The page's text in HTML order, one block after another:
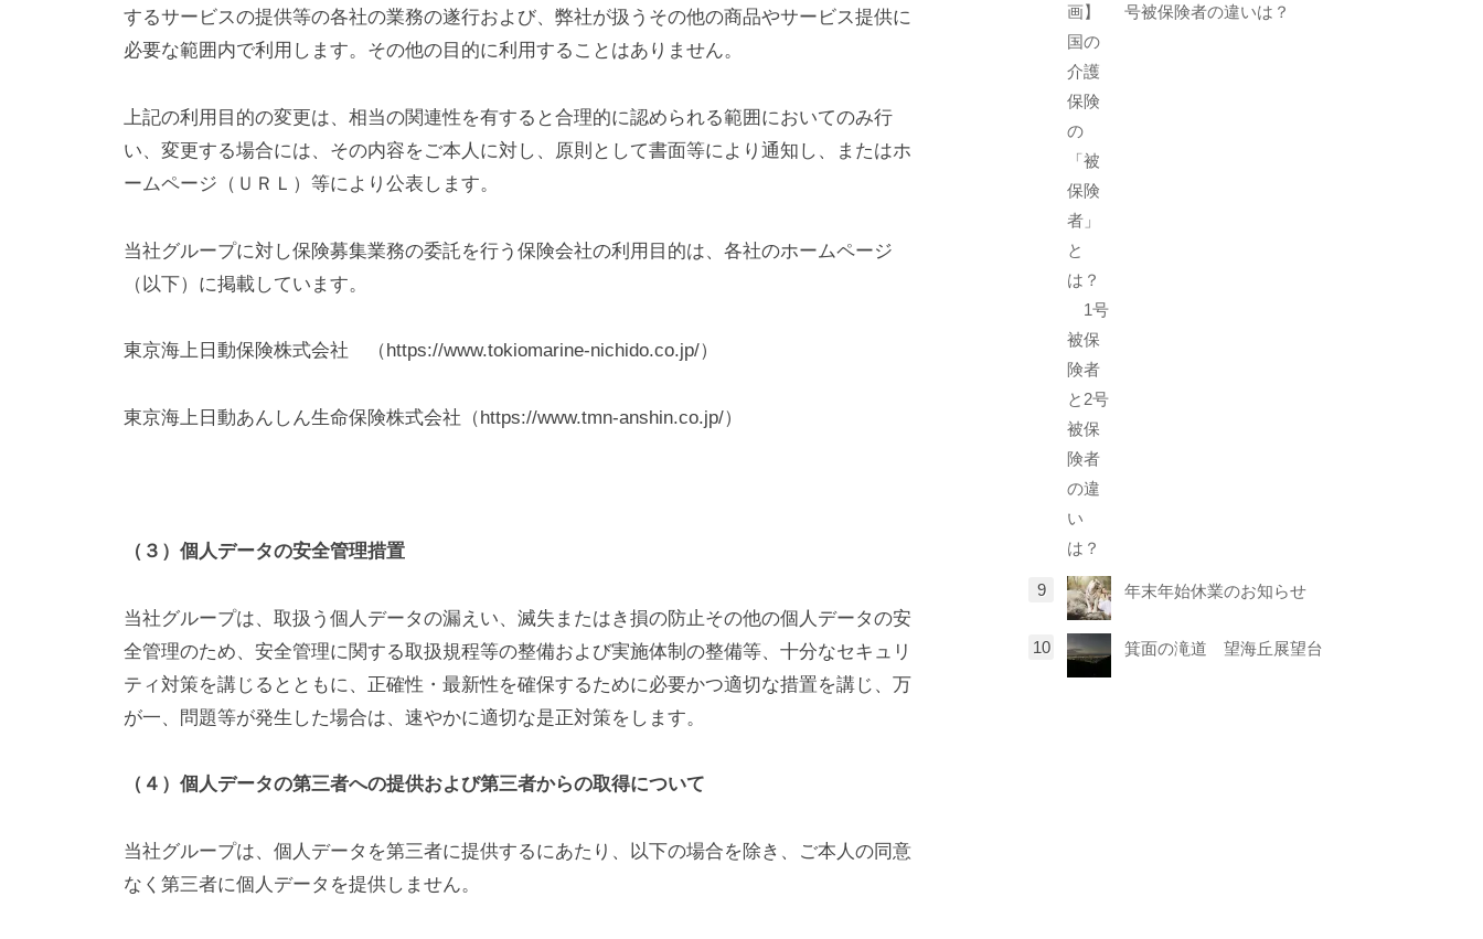
するサービスの提供等の各社の業務の遂行および、弊社が扱うその他の商品やサービス提供に
必要な範囲内で利用します。その他の目的に利用することはありません。
上記の利用目的の変更は、相当の関連性を有すると合理的に認められる範囲においてのみ行
い、変更する場合には、その内容をご本人に対し、原則として書面等により通知し、またはホ
ームページ（ＵＲＬ）等により公表します。
当社グループに対し保険募集業務の委託を行う保険会社の利用目的は、各社のホームページ
（以下）に掲載しています。
東京海上日動保険株式会社 （https://www.tokiomarine-nichido.co.jp/）
東京海上日動あんしん生命保険株式会社（https://www.tmn-anshin.co.jp/）
（３）個人データの安全管理措置
当社グループは、取扱う個人データの漏えい、滅失またはき損の防止その他の個人データの安
全管理のため、安全管理に関する取扱規程等の整備および実施体制の整備等、十分なセキュリ
ティ対策を講じるとともに、正確性・最新性を確保するために必要かつ適切な措置を講じ、万
が一、問題等が発生した場合は、速やかに適切な是正対策をします。
（４）個人データの第三者への提供および第三者からの取得について
当社グループは、個人データを第三者に提供するにあたり、以下の場合を除き、ご本人の同意
なく第三者に個人データを提供しません。
号被保険者の違いは？
年末年始休業のお知らせ
箕面の滝道 望海丘展望台